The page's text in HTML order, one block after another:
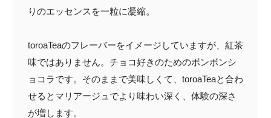
りのエッセンスを一粒に凝縮。
toroaTeaのフレーバーをイメージしていますが、紅茶
味ではありません。チョコ好きのためのボンボンシ
ョコラです。そのままで美味しくて、 toroaTeaと合わ
せるとマリアージュでより味わい深く、体験の深さ
が増します。